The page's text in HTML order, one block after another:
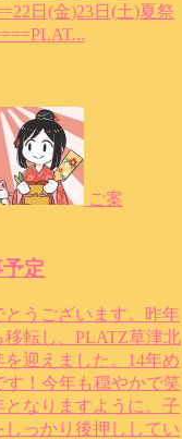
日(金)23日(土)夏祭
ご案
定
うございます。昨年
移転し、PLATZ草津北
迎えました。14年め
す！今年も穏やかで笑
なりますように。子
しっかり後押ししてい